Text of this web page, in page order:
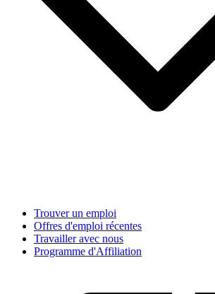
Trouver un emploi
Offres d'emploi récentes
Travailler avec nous
Programme d'Affiliation